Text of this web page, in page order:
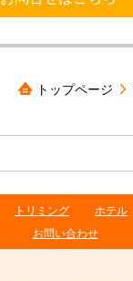
トップページ
トリミング ホテル
お問い合わせ